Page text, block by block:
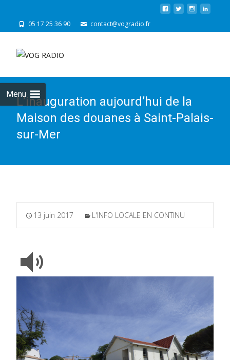
05 17 25 36 90 contact@vogradio.fr
Menu
L’inauguration aujourd’hui de la
Maison des douanes à Saint-Palais-
sur-Mer
13 juin 2017 L'INFO LOCALE EN CONTINU